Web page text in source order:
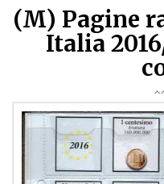
(M) Pagine
Italia